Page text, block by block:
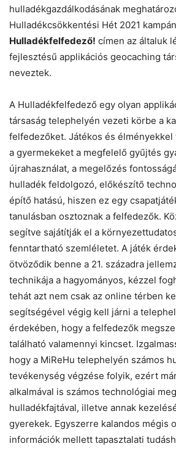
hulladékgazdálkodásának
Hulladékcsökkentési Hét 2021
Hulladékfelfedező! címen az általuk
fejlesztésű applikációs geocaching
neveztek.
A Hulladékfelfedező egy olyan
társaság telephelyén vezeti körbe a
felfedezőket. Játékos és
a gyermekeket a megfelelő gyűjtés
újrahasználat, a megelőzés
hulladék feldolgozó, előkészítő
építő hatású, hiszen ez egy
tanulásban osztoznak a felfedezők.
segítve sajátítják el a
fenntartható szemléletet. A játék
ötvöződik benne a 21. századra
technikája a hagyományos, kézzel
tehát azt nem csak az online térben
segítségével végig kell járni a
érdekében, hogy a felfedezők
található valamennyi kincset.
hogy a MiReHu telephelyén számos
tevékenység végzése folyik, ezért
alkalmával is számos technológiai
hulladékfajtával, illetve annak
gyerekek. Egyszerre kalandos mégis
információk mellett tapasztalati